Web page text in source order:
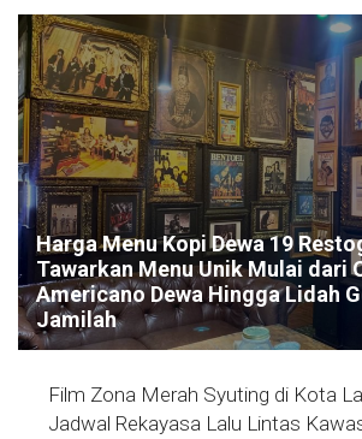
Harga Menu Kopi Dewa 19
Tawarkan Menu Unik Mulai dari
Americano Dewa Hingga Lidah
Jamilah
Film Zona Merah Syuting di Kota
Jadwal Rekayasa Lalu Lintas